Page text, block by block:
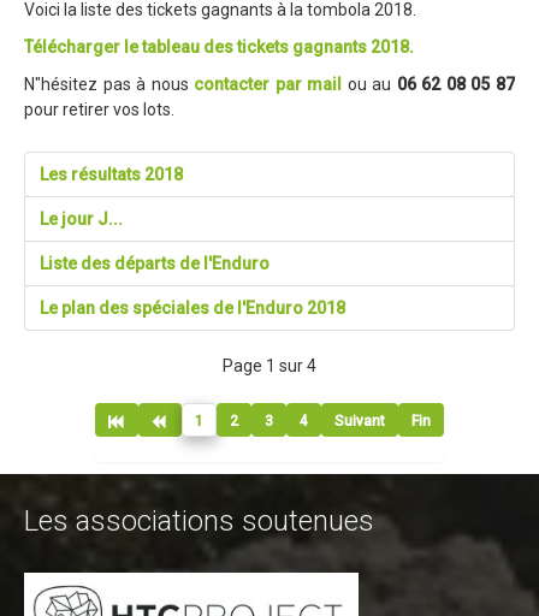
Blog 2015
Résultats
Vidéos
Partenaires
Edition 2014
Blog 2014
Résultats
La page facebook de l'Enduro...
Contact
Contact Tribal & Enduro
Rechercher
Voici la liste des tickets gagnants à la tombola 2018.
Télécharger le tableau des tickets gagnants 2018.
N"hésitez pas à nous contacter par mail ou au 06 62 08 05 87
pour retirer vos lots.
Les résultats 2018
Le jour J...
Liste des départs de l'Enduro
Le plan des spéciales de l'Enduro 2018
Page 1 sur 4
1 2 3 4 Suivant Fin
Les associations soutenues